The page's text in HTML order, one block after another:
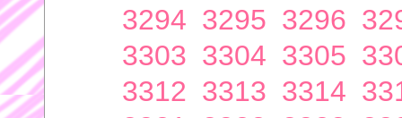
3294 3295 3296
3303 3304 3305
3312 3313 3314